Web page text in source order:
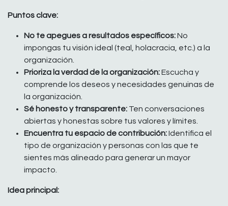
Puntos clave:
No te apegues a resultados específicos:No
impongas tu visión ideal (teal, holacracia, etc.) a la
organización.
Prioriza la verdad de la organización:Escucha y
comprende los deseos y necesidades genuinas de
la organización.
Sé honesto y transparente: Ten conversaciones
abiertas y honestas sobre tus valores y límites.
Encuentra tu espacio de contribución:Identifica el
tipo de organización y personas con las que te
sientes más alineado para generar un mayor
impacto.
Idea principal: